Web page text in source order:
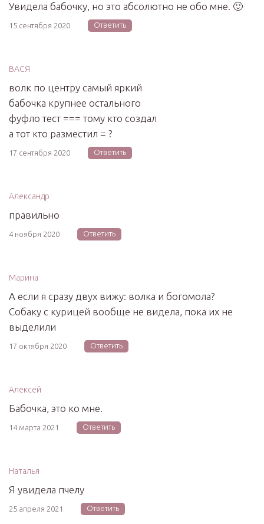
Увидела бабочку, но это абсолютно не обо мне. 🙂
15 сентября 2020 Ответить
ВАСЯ
волк по центру самый яркий
бабочка крупнее остального
фуфло тест === тому кто создал
а тот кто разместил = ?
17 сентября 2020 Ответить
Александр
правильно
4 ноября 2020 Ответить
Марина
А если я сразу двух вижу: волка и богомола?
Собаку с курицей вообще не видела, пока их не
выделили
17 октября 2020 Ответить
Алексей
Бабочка, это ко мне.
14 марта 2021 Ответить
Наталья
Я увидела пчелу
25 апреля 2021 Ответить